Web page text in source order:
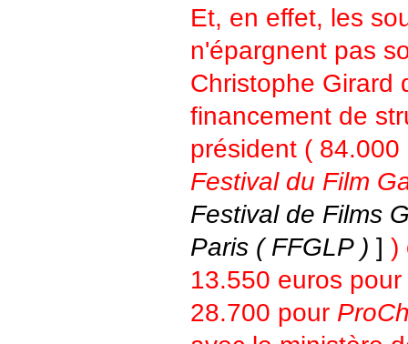
Et, en effet, les
n'épargnent pas
Christophe Girard
financement de
président (
Festival du Film
Festival de Films
Paris ( FFGLP ) ] )
13.550 euros pour
28.700 pour